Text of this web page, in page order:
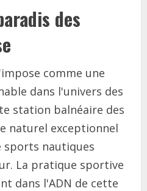
des
comme une
dans l'univers des
station balnéaire des
naturel exceptionnel
sports nautiques
La pratique sportive
dans l'ADN de cette